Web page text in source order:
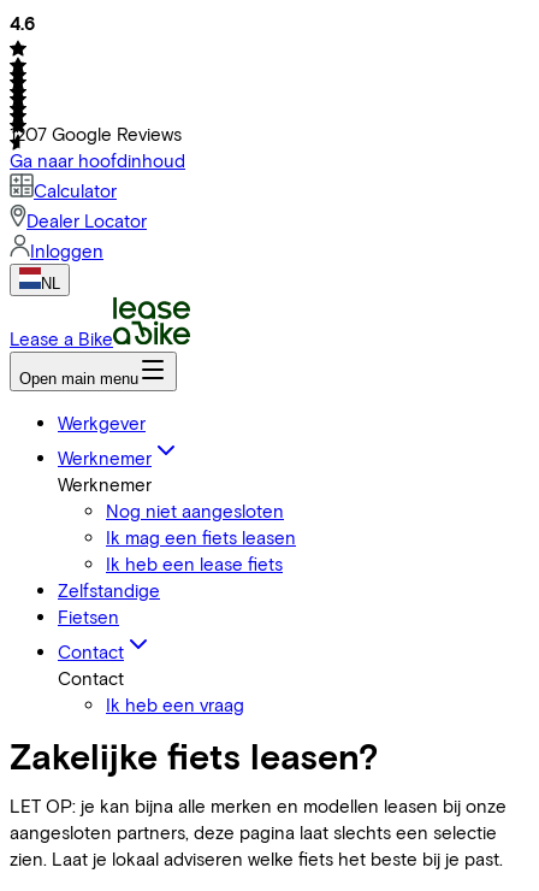
4.6
1207 Google Reviews
Ga naar hoofdinhoud
Calculator
Dealer Locator
Inloggen
NL
Lease a Bike
Open main menu
Werkgever
Werknemer
Werknemer
Nog niet aangesloten
Ik mag een fiets leasen
Ik heb een lease fiets
Zelfstandige
Fietsen
Contact
Contact
Ik heb een vraag
Zakelijke fiets leasen?
LET OP: je kan bijna alle merken en modellen leasen bij onze
aangesloten partners, deze pagina laat slechts een selectie
zien. Laat je lokaal adviseren welke fiets het beste bij je past.